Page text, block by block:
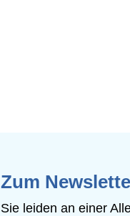
Zum
Sie leiden an einer